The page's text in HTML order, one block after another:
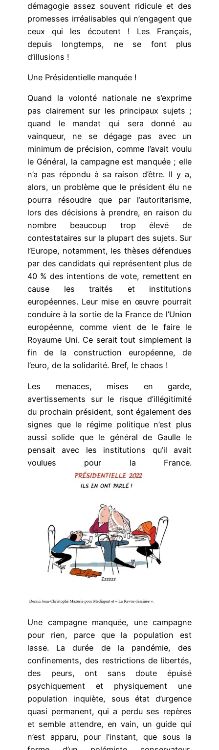
démagogie assez souvent ridicule et des
promesses irréalisables qui n’engagent que
ceux qui les écoutent ! Les Français,
depuis longtemps, ne se font plus
d’illusions !
Une Présidentielle manquée !
Quand la volonté nationale ne s’exprime
pas clairement sur les principaux sujets ;
quand le mandat qui sera donné au
vainqueur, ne se dégage pas avec un
minimum de précision, comme l’avait voulu
le Général, la campagne est manquée ; elle
n’a pas répondu à sa raison d’être. Il y a,
alors, un problème que le président élu ne
pourra résoudre que par l’autoritarisme,
lors des décisions à prendre, en raison du
nombre beaucoup trop élevé de
contestataires sur la plupart des sujets. Sur
l’Europe, notamment, les thèses défendues
par des candidats qui représentent plus de
40 % des intentions de vote, remettent en
cause les traités et institutions
européennes. Leur mise en œuvre pourrait
conduire à la sortie de la France de l’Union
européenne, comme vient de le faire le
Royaume Uni. Ce serait tout simplement la
fin de la construction européenne, de
l’euro, de la solidarité. Bref, le chaos !
Les menaces, mises en garde,
avertissements sur le risque d’illégitimité
du prochain président, sont également des
signes que le régime politique n’est plus
aussi solide que le général de Gaulle le
pensait avec les institutions qu’il avait
voulues pour la France.
Une campagne manquée, une campagne
pour rien, parce que la population est
lasse. La durée de la pandémie, des
confinements, des restrictions de libertés,
des peurs, ont sans doute épuisé
psychiquement et physiquement une
population inquiète, sous état d’urgence
quasi permanent, qui a perdu ses repères
et semble attendre, en vain, un guide qui
n’est apparu, pour l’instant, que sous la